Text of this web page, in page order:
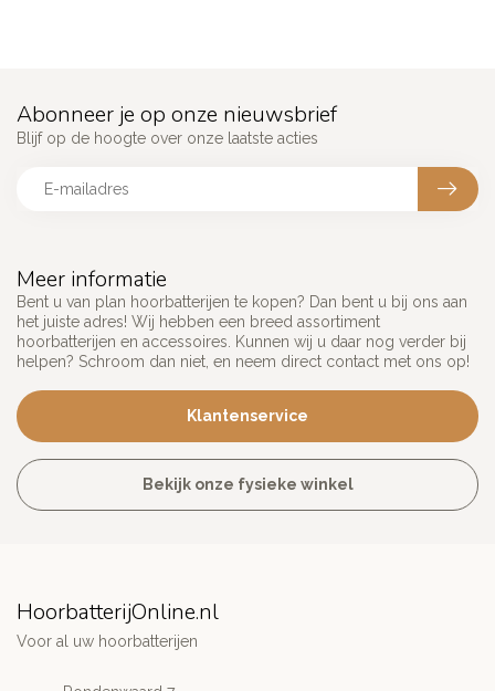
Meer informatie
Bent u van plan hoorbatterijen te kopen? Dan bent u bij ons aan
het juiste adres! Wij hebben een breed assortiment
hoorbatterijen en accessoires. Kunnen wij u daar nog verder bij
helpen? Schroom dan niet, en neem direct contact met ons op!
Klantenservice
Bekijk onze fysieke winkel
Abonneer je op onze nieuwsbrief
Blijf op de hoogte over onze laatste acties
HoorbatterijOnline.nl
Voor al uw hoorbatterijen